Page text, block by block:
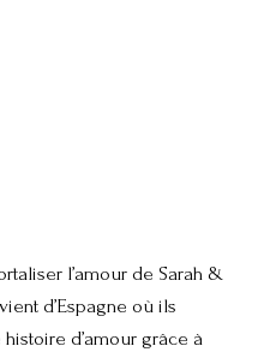
l’amour de Sarah &
d’Espagne où ils
d’amour grâce à